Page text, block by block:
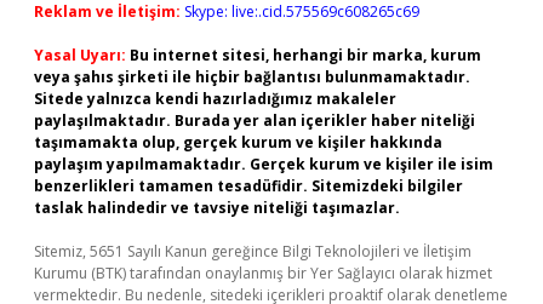
Reklam ve İletişim: Skype: live:.cid.575569c608265c69
Yasal Uyarı: Bu internet sitesi, herhangi bir marka, kurum
veya şahıs şirketi ile hiçbir bağlantısı bulunmamaktadır.
Sitede yalnızca kendi hazırladığımız makaleler
paylaşılmaktadır. Burada yer alan içerikler haber niteliği
taşımamakta olup, gerçek kurum ve kişiler hakkında
paylaşım yapılmamaktadır. Gerçek kurum ve kişiler ile isim
benzerlikleri tamamen tesadüfidir. Sitemizdeki bilgiler
taslak halindedir ve tavsiye niteliği taşımazlar.
Sitemiz, 5651 Sayılı Kanun gereğince Bilgi Teknolojileri ve İletişim
Kurumu (BTK) tarafından onaylanmış bir Yer Sağlayıcı olarak hizmet
vermektedir. Bu nedenle, sitedeki içerikleri proaktif olarak denetleme